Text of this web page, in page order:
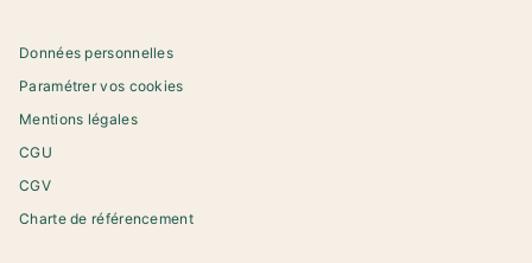
Données personnelles
Paramétrer vos cookies
Mentions légales
CGU
CGV
Charte de référencement